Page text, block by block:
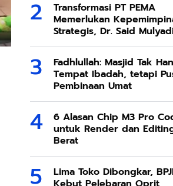
Transformasi PT PEMA
Memerlukan
Strategis, Dr. Said
Memenuhi Kriteria
Fadhlullah: Masjid Tak
Tempat Ibadah, tetapi
Pembinaan Umat
6 Alasan Chip M3 Pro
untuk Render dan
Berat
Lima Toko Dibongkar,